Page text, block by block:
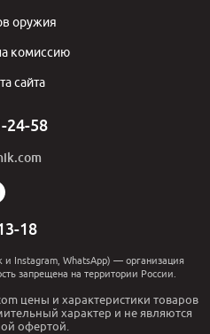
оружия
комиссию
сайта
24-58
18
Instagram, WhatsApp) — организация
запрещена на территории России.
цены и характеристики товаров
характер и не являются
офертой.